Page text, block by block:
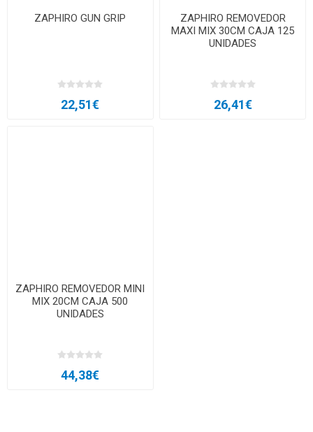
ZAPHIRO GUN GRIP
22,51€
ZAPHIRO REMOVEDOR
MAXI MIX 30CM CAJA 125
UNIDADES
26,41€
ZAPHIRO REMOVEDOR MINI
MIX 20CM CAJA 500
UNIDADES
44,38€